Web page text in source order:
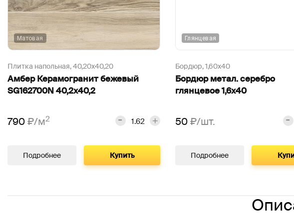
Матовая
Плитка напольная,40,20х40,20
Амбер Керамогранит бежевый
SG162700N 40,2х40,2
790₽/м2
Подробнее Купить
Глянцевая
Бордюр,1,60х40
Бордюр метал. серебро
глянцевое 1,6х40
50₽/шт.
Подробнее